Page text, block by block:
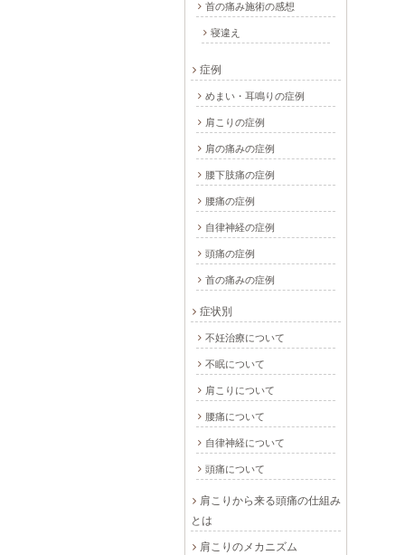
首の痛み施術の感想
寝違え
症例
めまい・耳鳴りの症例
肩こりの症例
肩の痛みの症例
腰下肢痛の症例
腰痛の症例
自律神経の症例
頭痛の症例
首の痛みの症例
症状別
不妊治療について
不眠について
肩こりについて
腰痛について
自律神経について
頭痛について
肩こりから来る頭痛の仕組み
とは
肩こりのメカニズム